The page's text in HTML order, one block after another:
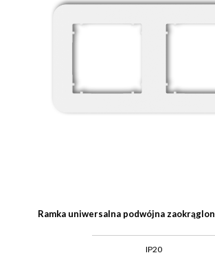
Ramka uniwersalna podwójna
IP20